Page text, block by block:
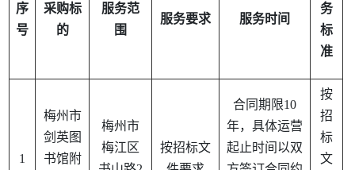
序
号
采购标
的
服务范
围
服务要求 服务时间
务
标
准
1
梅州市
剑英图
书馆附
梅州市
梅江区
按招标文
合同期限10
年，具体运营
起止时间以双
按
招
标
文